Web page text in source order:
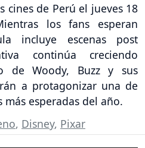
cines de Perú el jueves 18
los fans esperan
incluye escenas post
continúa creciendo
de Woody, Buzz y sus
a protagonizar una de
esperadas del año.
, Disney, Pixar